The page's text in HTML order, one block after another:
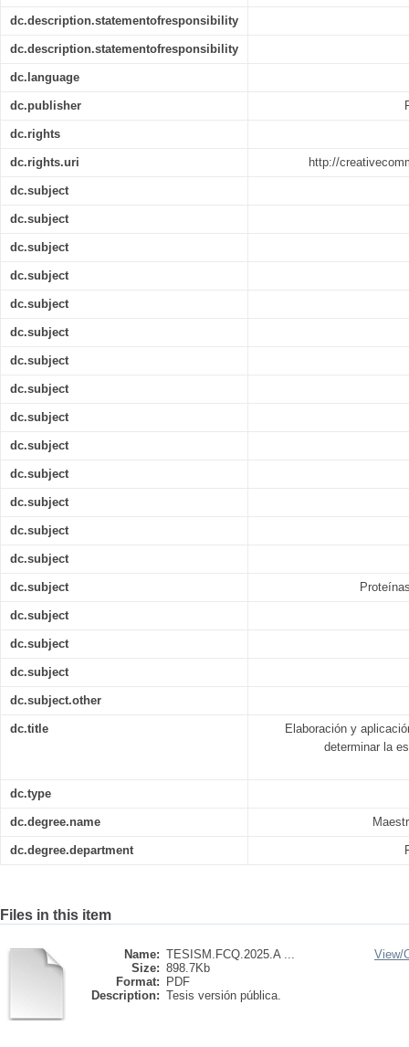
dc.description.statementofresponsibility
dc.description.statementofresponsibility
dc.language
dc.publisher
dc.rights
dc.rights.uri http://
dc.subject
dc.subject
dc.subject
dc.subject
dc.subject
dc.subject
dc.subject
dc.subject
dc.subject
dc.subject
dc.subject
dc.subject
dc.subject
dc.subject
dc.subject
dc.subject
dc.subject
dc.subject
dc.subject.other
dc.title
Elaboración y
determinar la
dc.type
dc.degree.name
dc.degree.department
Files in this item
Name: TESISM.FCQ.2025.A ...
Size: 898.7Kb
Format:
PDF
Description: Tesis versión pública.
View/